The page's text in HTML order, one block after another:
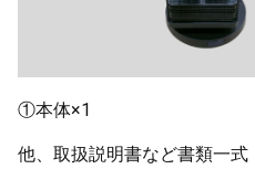
①本体×1
他、取扱説明書など書類一式